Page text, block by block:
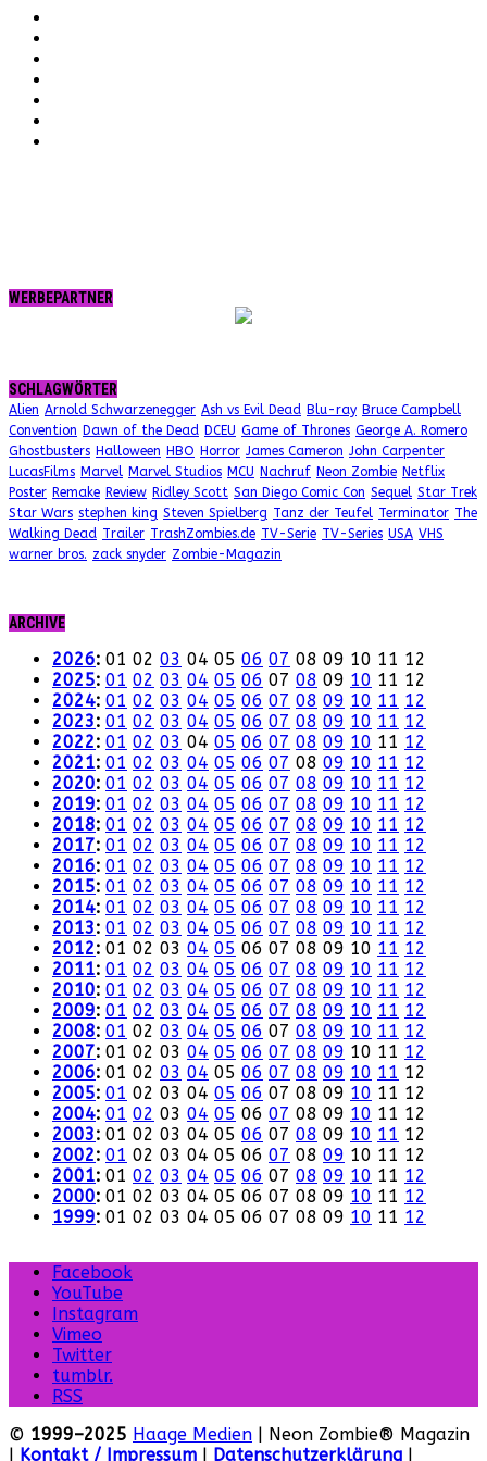
WERBEPARTNER
SCHLAGWÖRTER
Alien Arnold Schwarzenegger Ash vs Evil Dead Blu-ray Bruce Campbell
Convention Dawn of the Dead DCEU Game of Thrones George A. Romero
Ghostbusters Halloween HBO Horror James Cameron John Carpenter
LucasFilms Marvel Marvel Studios MCU Nachruf Neon Zombie Netflix
Poster Remake Review Ridley Scott San Diego Comic Con Sequel Star Trek
Star Wars stephen king Steven Spielberg Tanz der Teufel Terminator The
Walking Dead Trailer TrashZombies.de TV-Serie TV-Series USA VHS
warner bros. zack snyder Zombie-Magazin
ARCHIVE
2026: 01 02 03 04 05 06 07 08 09 10 11 12
2025: 01 02 03 04 05 06 07 08 09 10 11 12
2024: 01 02 03 04 05 06 07 08 09 10 11 12
2023: 01 02 03 04 05 06 07 08 09 10 11 12
2022: 01 02 03 04 05 06 07 08 09 10 11 12
2021: 01 02 03 04 05 06 07 08 09 10 11 12
2020: 01 02 03 04 05 06 07 08 09 10 11 12
2019: 01 02 03 04 05 06 07 08 09 10 11 12
2018: 01 02 03 04 05 06 07 08 09 10 11 12
2017: 01 02 03 04 05 06 07 08 09 10 11 12
2016: 01 02 03 04 05 06 07 08 09 10 11 12
2015: 01 02 03 04 05 06 07 08 09 10 11 12
2014: 01 02 03 04 05 06 07 08 09 10 11 12
2013: 01 02 03 04 05 06 07 08 09 10 11 12
2012: 01 02 03 04 05 06 07 08 09 10 11 12
2011: 01 02 03 04 05 06 07 08 09 10 11 12
2010: 01 02 03 04 05 06 07 08 09 10 11 12
2009: 01 02 03 04 05 06 07 08 09 10 11 12
2008: 01 02 03 04 05 06 07 08 09 10 11 12
2007: 01 02 03 04 05 06 07 08 09 10 11 12
2006: 01 02 03 04 05 06 07 08 09 10 11 12
2005: 01 02 03 04 05 06 07 08 09 10 11 12
2004: 01 02 03 04 05 06 07 08 09 10 11 12
2003: 01 02 03 04 05 06 07 08 09 10 11 12
2002: 01 02 03 04 05 06 07 08 09 10 11 12
2001: 01 02 03 04 05 06 07 08 09 10 11 12
2000: 01 02 03 04 05 06 07 08 09 10 11 12
1999: 01 02 03 04 05 06 07 08 09 10 11 12
Facebook
YouTube
Instagram
Vimeo
Twitter
tumblr.
RSS
© 1999–2025 Haage Medien | Neon Zombie® Magazin
| Kontakt / Impressum | Datenschutzerklärung |